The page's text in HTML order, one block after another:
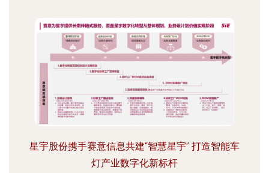
星宇股份携手赛意信息共建“智慧星宇” 打造智能车
灯产业数字化新标杆